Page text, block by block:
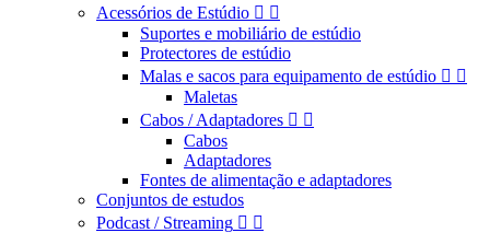
Acessórios de Estúdio  
Suportes e mobiliário de estúdio
Protectores de estúdio
Malas e sacos para equipamento de estúdio  
Maletas
Cabos / Adaptadores  
Cabos
Adaptadores
Fontes de alimentação e adaptadores
Conjuntos de estudos
Podcast / Streaming  